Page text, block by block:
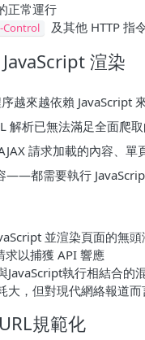
正常運行
Control 及其他 HTTP 指
渲染
越來越依賴 JavaScript
解析已無法滿足全面爬
請求加載的內容、單
——都需要執行 JavaScript
並渲染頁面的無頭
求以捕獲 API 響應
JavaScript執行相結合的
大，但對現代網絡報道
規範化